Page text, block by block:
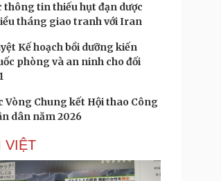
thông tin thiếu hụt đạn dược
tháng giao tranh với Iran
Kế hoạch bồi dưỡng kiến
phòng và an ninh cho đối
Vòng Chung kết Hội thao Công
dân năm 2026
VIỆT